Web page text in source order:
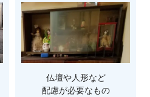
仏壇や人形など
配慮が必要なもの